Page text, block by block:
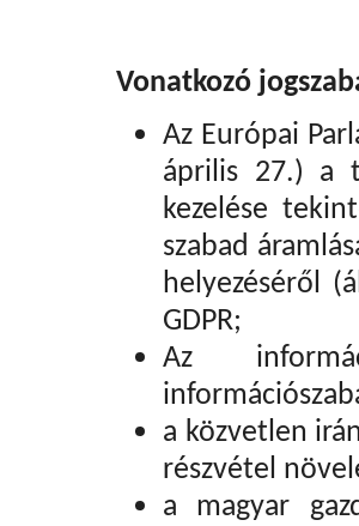
Vonatkozó
Az Európai
április 27.) a
kezelése
szabad
helyezéséről
GDPR;
Az
a közvetlen
részvétel
a magyar